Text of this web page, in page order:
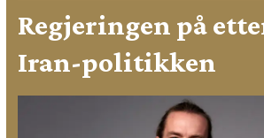
Regjeringen på
Iran-politikken